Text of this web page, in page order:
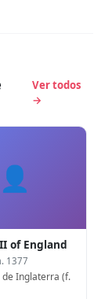
Ver todos
→
👤
of England
1377
de Inglaterra (f.